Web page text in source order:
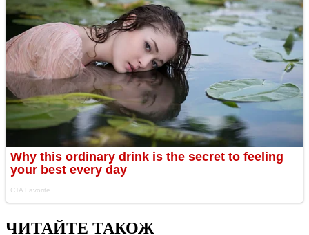
ЧИТАЙТЕ ТАКОЖ